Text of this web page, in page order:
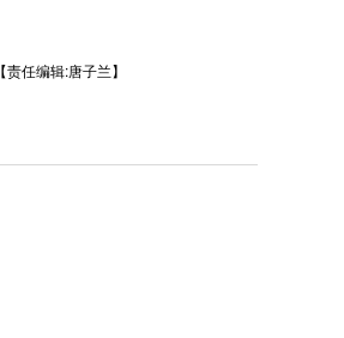
【责任编辑:唐子兰】